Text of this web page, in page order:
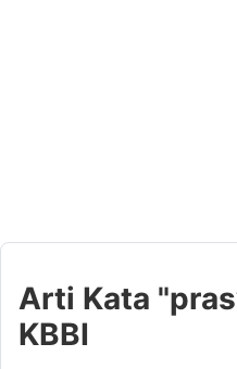
Arti Kata
KBBI